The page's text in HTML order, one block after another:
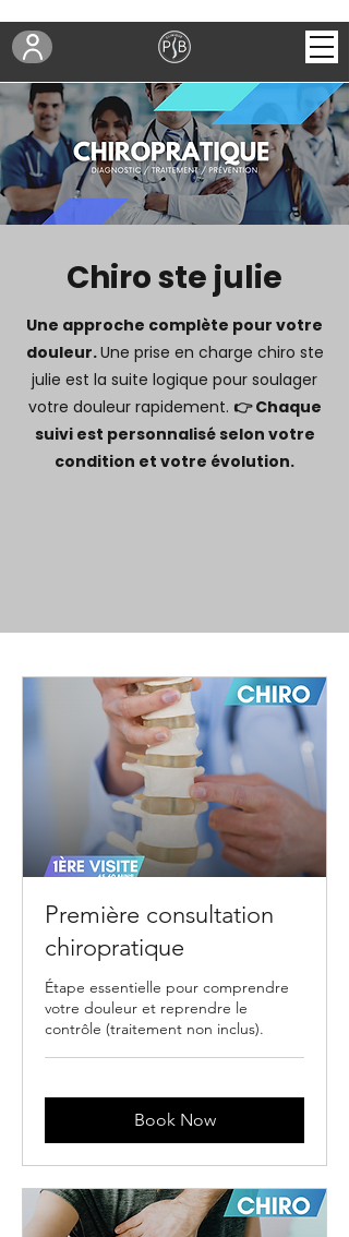
Chiro ste julie
Une approche complète pour votre
douleur.Une prise en charge chiro ste
julie est la suite logique pour soulager
votre douleur rapidement. 👉 Chaque
suivi est personnalisé selon votre
condition et votre évolution.
Première consultation
chiropratique
Étape essentielle pour comprendre
votre douleur et reprendre le
contrôle (traitement non inclus).
Book Now